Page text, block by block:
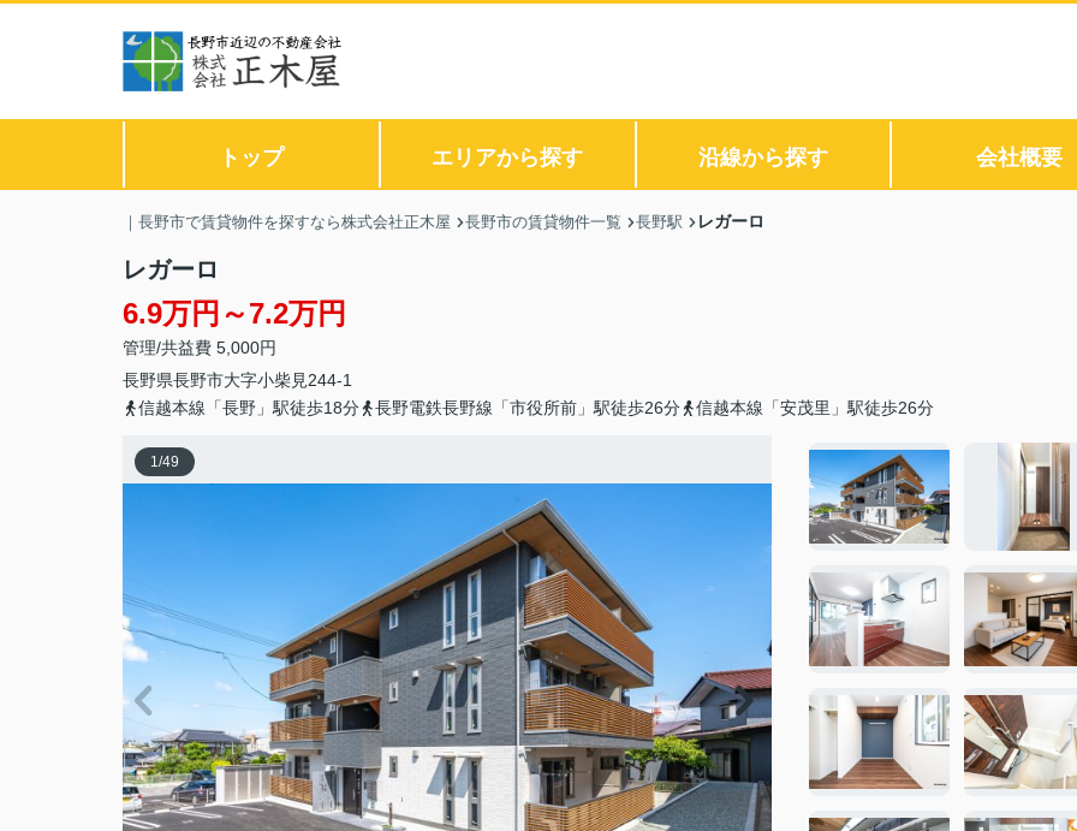
トップ エリアから探す 沿線から探す 会社概要
｜長野市で賃貸物件を探すなら株式会社正木屋 長野市の賃貸物件一覧 長野駅 レガーロ
レガーロ
6.9万円～7.2万円
管理/共益費 5,000円
長野県長野市大字小柴見244-1
信越本線「長野」駅徒歩18分
長野電鉄長野線「市役所前」駅徒歩26分 信越本線「安茂里」駅徒歩26分
1/49